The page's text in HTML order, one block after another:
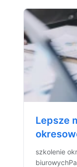
Lepsze
szkolenie